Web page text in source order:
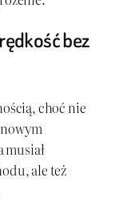
bez
choć nie
ale też